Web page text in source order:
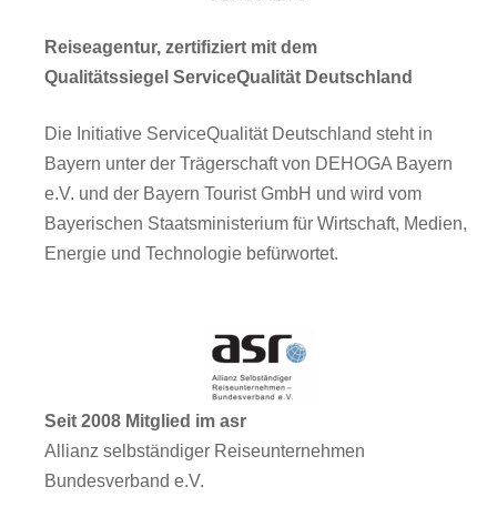
Reiseagentur, zertifiziert mit dem
Qualitätssiegel ServiceQualität Deutschland
Die Initiative ServiceQualität Deutschland steht in
Bayern unter der Trägerschaft von DEHOGA Bayern
e.V. und der Bayern Tourist GmbH und wird vom
Bayerischen Staatsministerium für Wirtschaft, Medien,
Energie und Technologie befürwortet.
Seit 2008 Mitglied im asr
Allianz selbständiger Reiseunternehmen
Bundesverband e.V.